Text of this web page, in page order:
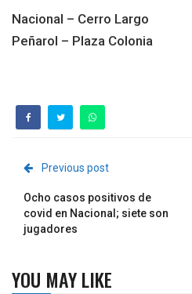
Nacional – Cerro Largo
Peñarol – Plaza Colonia
Previous post
Ocho casos positivos de
covid en Nacional; siete son
jugadores
YOU MAY LIKE